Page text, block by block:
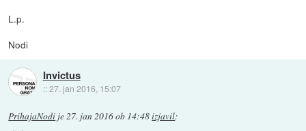
L.p.
Nodi
Invictus
::27. jan 2016, 15:07
PrihajaNodi je27. jan 2016 ob 14:48izjavil: